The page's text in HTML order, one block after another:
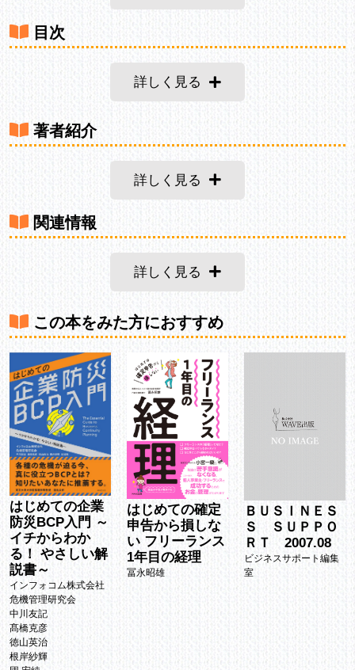
目次
詳しく見る
著者紹介
詳しく見る
関連情報
詳しく見る
この本をみた方におすすめ
はじめての企業
防災BCP入門 ～
イチからわか
る！ やさしい解
説書～
インフォコム株式会社
危機管理研究会
中川友記
髙橋克彦
徳山英治
根岸紗輝
はじめての確定
申告から損しな
い フリーランス
1年目の経理
冨永昭雄
ＢＵＳＩＮＥＳ
Ｓ ＳＵＰＰＯ
ＲＴ 2007.08
ビジネスサポート編集
室